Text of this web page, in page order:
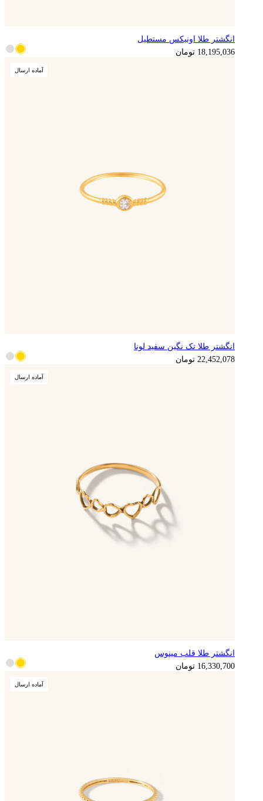
انگشتر طلا اونیکس مستطیل
18,195,036 تومان
آماده ارسال
انگشتر طلا تک نگین سفید لونا
22,452,078 تومان
آماده ارسال
انگشتر طلا قلب مینوس
16,330,700 تومان
آماده ارسال